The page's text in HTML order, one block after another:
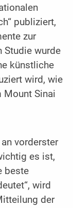
publiziert,
zur
Studie wurde
künstliche
wird, wie
Mount Sinai
vorderster
es ist,
beste
wird
der